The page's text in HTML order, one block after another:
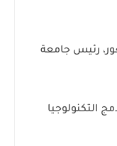
رئيس جامعة
التكنولوجيا